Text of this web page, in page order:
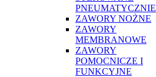
PNEUMATYCZNIE
ZAWORY NOŻNE
ZAWORY
MEMBRANOWE
ZAWORY
POMOCNICZE I
FUNKCYJNE